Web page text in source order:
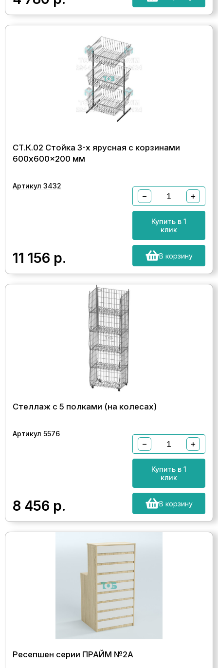
СТ.К.02 Стойка 3-х ярусная с корзинами
600x600x200 мм
Артикул 3432
11 156 р.
− +
Купить в 1
клик
В корзину
Стеллаж с 5 полками (на колесах)
Артикул 5576
8 456 р.
− +
Купить в 1
клик
В корзину
Ресепшен серии ПРАЙМ №2А